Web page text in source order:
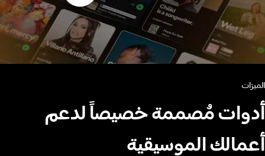
الميزات
أدوات مُصممة خصيصاً لدعم
أعمالك الموسيقية